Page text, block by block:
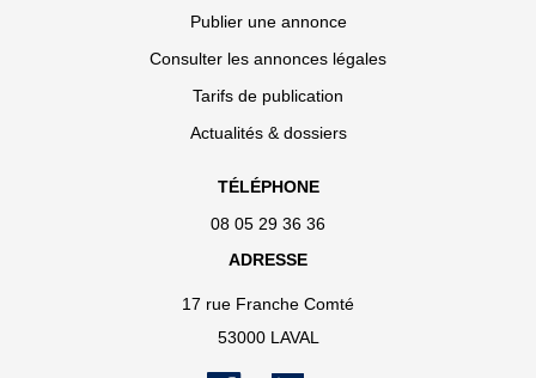
Publier une annonce
Consulter les annonces légales
Tarifs de publication
Actualités & dossiers
TÉLÉPHONE
08 05 29 36 36
ADRESSE
17 rue Franche Comté
53000 LAVAL